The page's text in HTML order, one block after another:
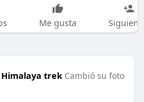
Me gusta
trek Cambió su foto